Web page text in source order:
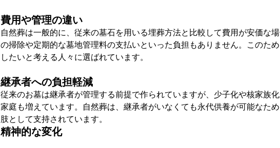
費用や管理の違い
自然葬は一般的に、従来の墓石を用いる埋葬方法と比較して費用が安価な
の掃除や定期的な墓地管理料の支払いといった負担もありません。このた
したいと考える人々に選ばれています。
継承者への負担軽減
従来のお墓は継承者が管理する前提で作られていますが、少子化や核家族
家庭も増えています。自然葬は、継承者がいなくても永代供養が可能なた
肢として支持されています。
精神的な変化